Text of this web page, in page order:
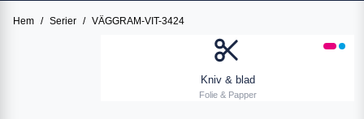
Hem / Serier / VÄGGRAM-VIT-3424
Kniv & blad
Folie & Papper